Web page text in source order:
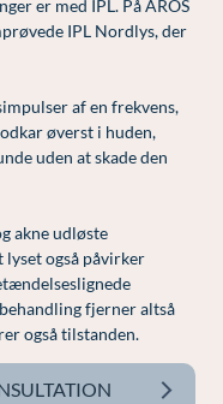
kosmetisk og anti-
Privathospital
er med IPL. På AROS
IPL Nordlys, der
af en frekvens,
øverst i huden,
uden at skade den
akne udløste
også påvirker
fjerner altså
også tilstanden.